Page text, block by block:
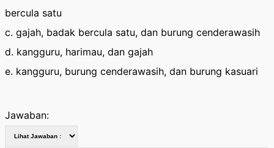
bercula satu
c. gajah, badak bercula satu, dan burung cenderawasih
d. kangguru, harimau, dan gajah
e. kangguru, burung cenderawasih, dan burung kasuari
Jawaban: